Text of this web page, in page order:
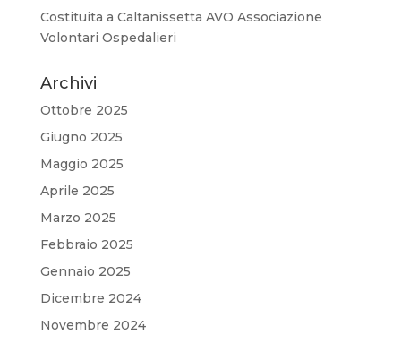
Costituita a Caltanissetta AVO Associazione
Volontari Ospedalieri
Archivi
Ottobre 2025
Giugno 2025
Maggio 2025
Aprile 2025
Marzo 2025
Febbraio 2025
Gennaio 2025
Dicembre 2024
Novembre 2024